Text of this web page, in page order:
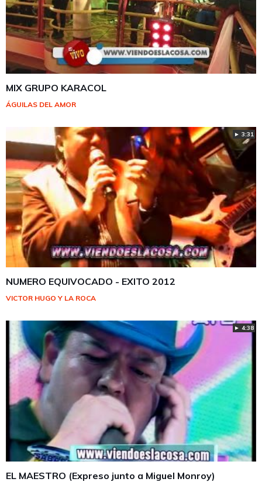
MIX GRUPO KARACOL
ÁGUILAS DEL AMOR
► 3:31
NUMERO EQUIVOCADO - EXITO 2012
VICTOR HUGO Y LA ROCA
► 4:38
EL MAESTRO (Expreso junto a Miguel Monroy)